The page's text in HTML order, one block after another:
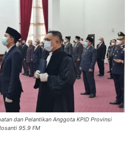
dan Pelantikan Anggota KPID Provinsi
95.9 FM